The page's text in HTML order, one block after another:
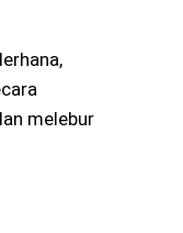
melebur